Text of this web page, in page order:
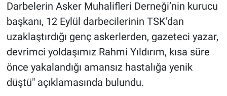
Darbelerin Asker Muhalifleri Derneği’nin kurucu
başkanı, 12 Eylül darbecilerinin TSK’dan
uzaklaştırdığı genç askerlerden, gazeteci yazar,
devrimci yoldaşımız Rahmi Yıldırım, kısa süre
önce yakalandığı amansız hastalığa yenik
düştü" açıklamasında bulundu.